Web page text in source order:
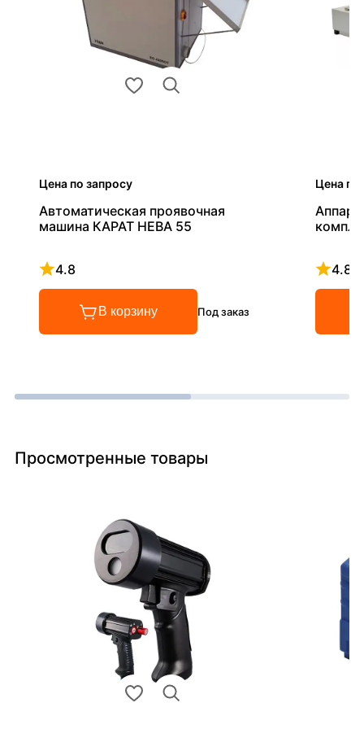
Цена по запросу
Автоматическая проявочная
машина КАРАТ НЕВА 55
4.8
Рейтинг 4.8 из 5
В корзину Под заказ
Цена по
4.8
Просмотренные товары